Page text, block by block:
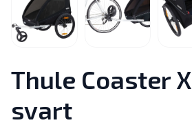
Thule Coaster
svart